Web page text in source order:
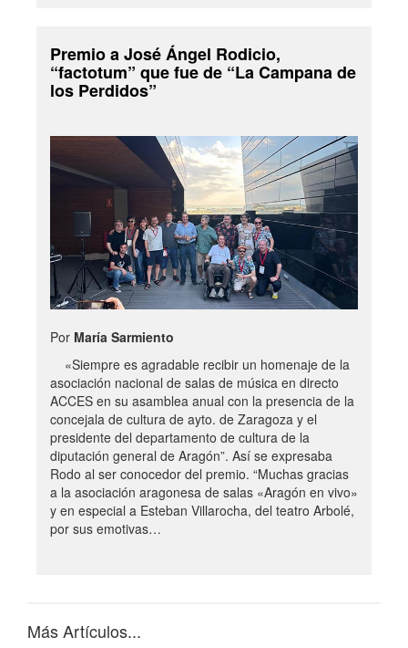
Premio a José Ángel Rodicio,
“factotum” que fue de “La Campana de
los Perdidos”
Por María Sarmiento
«Siempre es agradable recibir un homenaje de la
asociación nacional de salas de música en directo
ACCES en su asamblea anual con la presencia de la
concejala de cultura de ayto. de Zaragoza y el
presidente del departamento de cultura de la
diputación general de Aragón”. Así se expresaba
Rodo al ser conocedor del premio. “Muchas gracias
a la asociación aragonesa de salas «Aragón en vivo»
y en especial a Esteban Villarocha, del teatro Arbolé,
por sus emotivas…
Más Artículos...